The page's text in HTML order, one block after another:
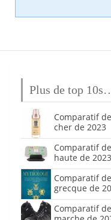
Plus de top
Comparatif
cher de 2023
Comparatif
haute de 2023
Comparatif
grecque de
Comparatif